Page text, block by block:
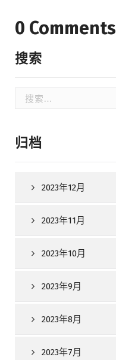
0 Comments
搜索
索：
归档
2023年12月
2023年11月
2023年10月
2023年9月
2023年8月
2023年7月